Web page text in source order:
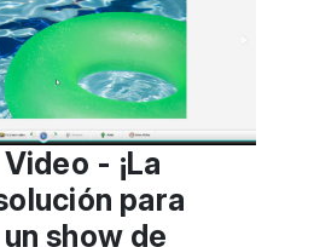
- ¡La
para
show de